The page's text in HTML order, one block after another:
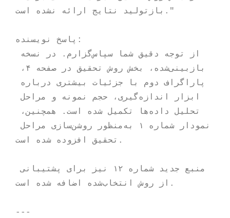
بازتولید نتایج ارائه نشده است."
پاسخ نویسنده:
تحقیق افزوده شده است.
منبع جدید شماره ۱۲ نیز برای پشتیبانی
از روش انتخاب‌شده اضافه شده است.
---